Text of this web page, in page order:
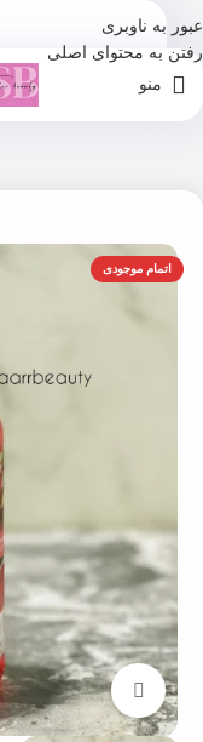
عبور به ناوبری
رفتن به محتوای اصلی
منو
اتمام موجودی
بزرگنمایی تصویر